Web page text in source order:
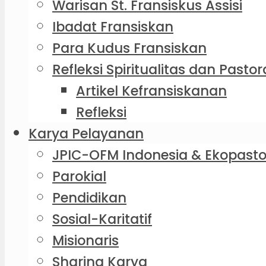
Warisan St. Fransiskus Assisi
Ibadat Fransiskan
Para Kudus Fransiskan
Refleksi Spiritualitas dan
Artikel Kefransiskanan
Refleksi
Karya Pelayanan
JPIC-OFM Indonesia &
Parokial
Pendidikan
Sosial-Karitatif
Misionaris
Sharing Karya